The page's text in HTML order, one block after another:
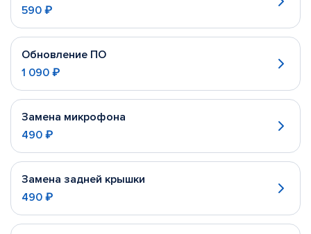
590 ₽
Обновление ПО
1 090 ₽
Замена микрофона
490 ₽
Замена задней крышки
490 ₽